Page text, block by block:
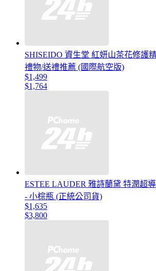
SHISEIDO 資生堂 紅妍山茶花修護
禮物/送禮推薦 (國際航空版)
$1,499
$1,764
ESTEE LAUDER 雅詩蘭黛 特潤超
- 小棕瓶 (正統公司貨)
$1,635
$3,800